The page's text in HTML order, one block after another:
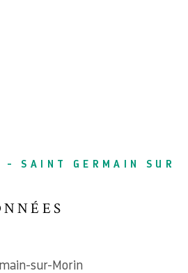
SAINT GERMAIN SUR
sur-Morin